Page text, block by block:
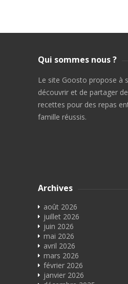
Qui sommes nous ?
Le site Goosto propose à
découvrir et de partager
recettes pour des repas
famille réussis.
Archives
août 2026
juillet 2026
juin 2026
mai 2026
avril 2026
mars 2026
février 2026
janvier 2026